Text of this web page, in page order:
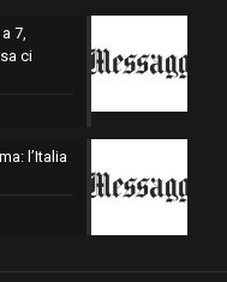
7,
ci
l’Italia